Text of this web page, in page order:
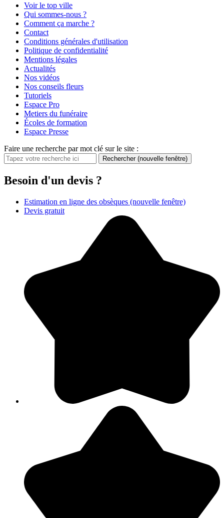
Voir le top ville
Qui sommes-nous ?
Comment ça marche ?
Contact
Conditions générales d'utilisation
Politique de confidentialité
Mentions légales
Actualités
Nos vidéos
Nos conseils fleurs
Tutoriels
Espace Pro
Metiers du funéraire
Écoles de formation
Espace Presse
Faire une recherche par mot clé sur le site :
Rechercher (nouvelle fenêtre)
Besoin d'un devis ?
Estimation en ligne des obsèques (nouvelle fenêtre)
Devis gratuit